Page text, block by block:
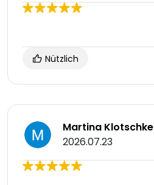
Nützlich
Martina Klotschke
2026.07.23